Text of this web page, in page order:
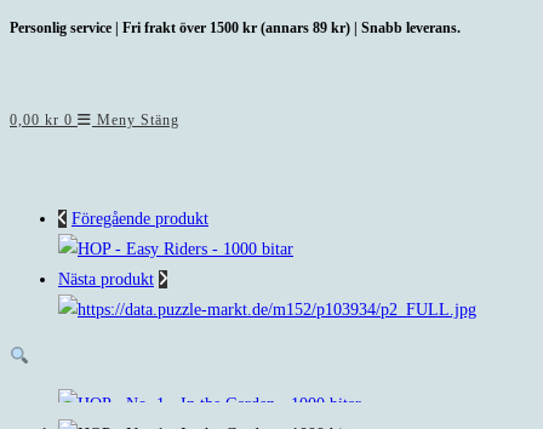
Hoppa
Personlig service | Fri frakt över 1500 kr (annars 89 kr) | Snabb leverans.
0,00 kr 0 Meny Stäng
Föregående produkt
Nästa produkt